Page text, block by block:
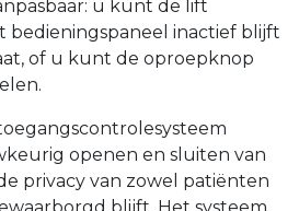
u kunt de lift
bedieningspaneel inactief blijft
of u kunt de oproepknop
openen en sluiten van
privacy van zowel patiënten